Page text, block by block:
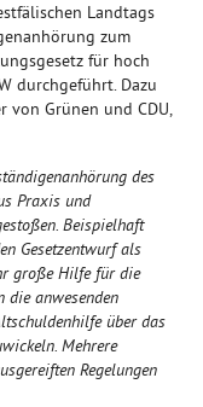
Landtags
zum
für hoch
durchgeführt. Dazu
von Grünen und CDU,
des
Praxis und
Beispielhaft
Gesetzentwurf als
große Hilfe für die
die anwesenden
über das
Mehrere
Regelungen